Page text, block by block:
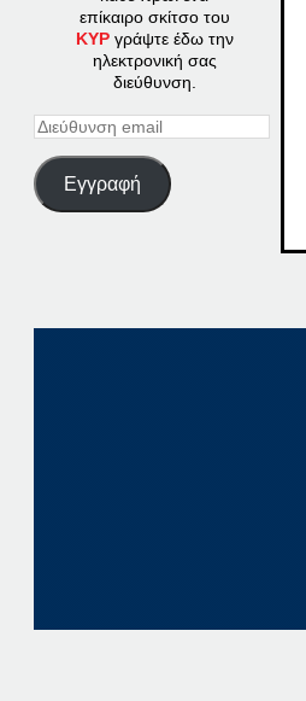
επίκαιρο σκίτσο του
ΚΥΡγράψτε έδω την
ηλεκτρονική σας
διεύθυνση.
Διεύθυνση
Εγγραφή